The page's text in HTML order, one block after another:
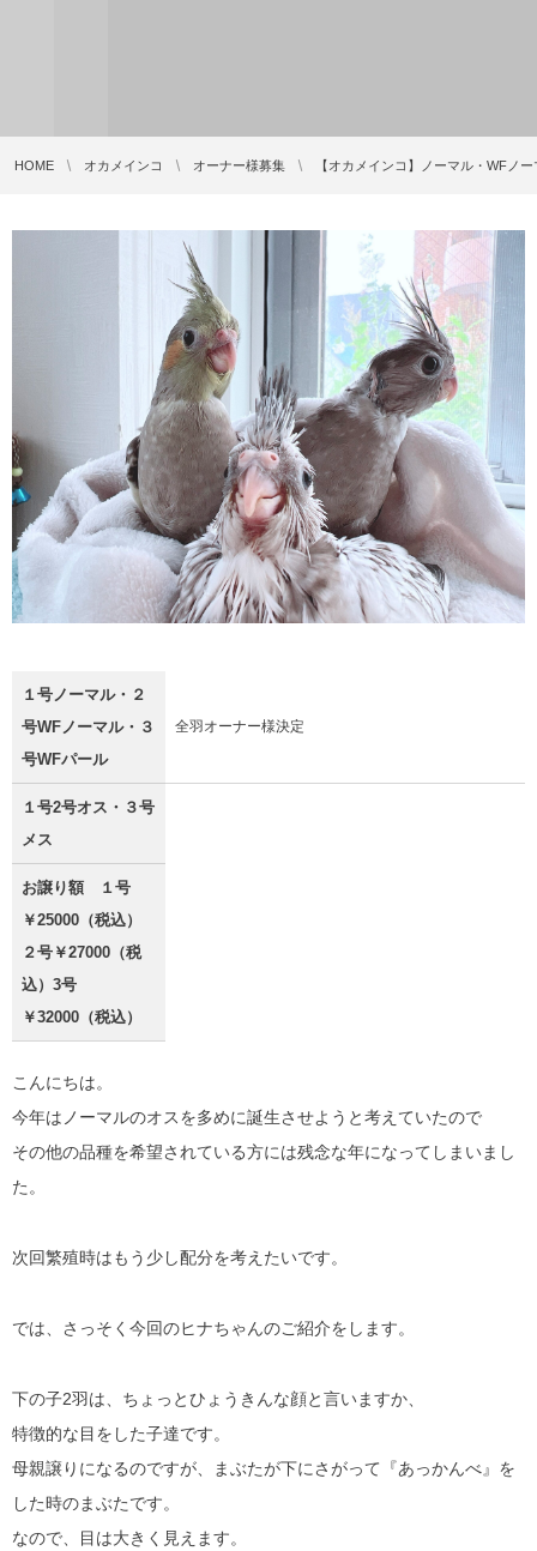
HOME オカメインコ オーナー様募集 【オカメインコ】ノーマル・WFノ
１号ノーマル・２
号WFノーマル・３
号WFパール
全羽オーナー様決定
１号2号オス・３号
メス
お譲り額 １号
￥25000（税込）
２号￥27000（税
込）3号
￥32000（税込）
こんにちは。
今年はノーマルのオスを多めに誕生させようと考えていたので
その他の品種を希望されている方には残念な年になってしまいまし
た。
次回繁殖時はもう少し配分を考えたいです。
では、さっそく今回のヒナちゃんのご紹介をします。
下の子2羽は、ちょっとひょうきんな顔と言いますか、
特徴的な目をした子達です。
母親譲りになるのですが、まぶたが下にさがって『あっかんべ』を
した時のまぶたです。
なので、目は大きく見えます。